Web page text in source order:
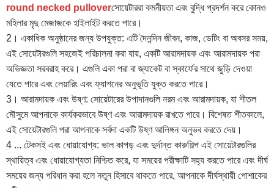
round necked pulloverসোয়েটাররা কমনীয়তা এবং বুদ্ধি প্রদর্শন করে কোনও
মহিলার মৃদু মেজাজকে হাইলাইট করতে পারে।
2। একাধিক অনুষ্ঠানের জন্য উপযুক্ত: এটি দৈনন্দিন জীবন, কাজ, ডেটিং বা অবসর সময়,
এই সোয়েটারগুলি সহজেই পরিচালনা করা যায়, একটি আরামদায়ক এবং আরামদায়ক পরা
অভিজ্ঞতা সরবরাহ করে। এগুলি একা পরা বা জ্যাকেট বা স্কার্ফের সাথে জুড়ি দেওয়া
যেতে পারে এবং লেয়ারিং এবং ফ্যাশনের অনুভূতি যুক্ত করতে পারে।
3। আরামদায়ক এবং উষ্ণ: সোয়েটারের উপাদানগুলি নরম এবং আরামদায়ক, যা শীতল
মৌসুমে আপনাকে কার্যকরভাবে উষ্ণ এবং আরামদায়ক রাখতে পারে। বিশেষত শীতকালে,
এই সোয়েটারগুলি পরা আপনাকে সর্বদা একটি উষ্ণ আলিঙ্গন অনুভব করতে দেয়।
4 ... টেকসই এবং ধোয়াযোগ্য: ভাল কাপড় এবং দুর্দান্ত কারুশিল্প এই সোয়েটারগুলির
স্থায়িত্ব এবং ধোয়াযোগ্যতা নিশ্চিত করে, যা সময়ের পরীক্ষাটি সহ্য করতে পারে এবং দীর্ঘ
সময়ের জন্য পরিধান করা হলে নতুন হিসাবে থাকতে পারে, আপনাকে দীর্ঘস্থায়ী পোশাকের